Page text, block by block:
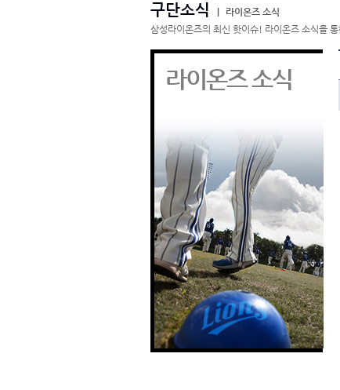
구단소식
라이온즈 소식
삼성라이온즈의 최신 핫이슈! 라이온즈 소식을 통
라이온즈 소식